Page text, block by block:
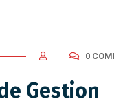
0
Gestion